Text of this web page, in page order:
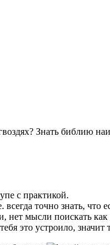
Знать библию
с практикой.
точно знать, что
мысли поискать как
это устроило,